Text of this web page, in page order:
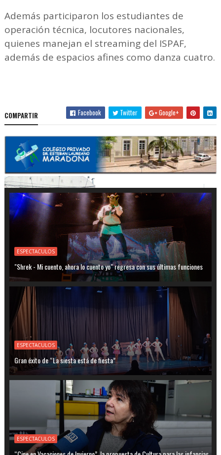
Además participaron los estudiantes de
operación técnica, locutores nacionales,
quienes manejan el streaming del ISPAF,
además de espacios afines como danza cuatro.
COMPARTIR Facebook Twitter Google+
ESPECTACULOS
"Shrek - Mi cuento, ahora lo cuento yo" regresa con sus últimas funciones
ESPECTACULOS
Gran éxito de “La siesta está de fiesta”
ESPECTACULOS